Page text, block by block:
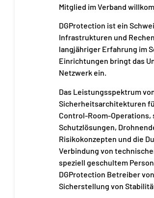
Mitglied im Verband
DGProtection ist ein
Infrastrukturen und
langjähriger Erfahrung im
Einrichtungen bringt das
Netzwerk ein.
Das Leistungsspektrum
Sicherheitsarchitekturen
Control-Room-
Schutzlösungen,
Risikokonzepten und die
Verbindung von
speziell geschultem
DGProtection Betreiber
Sicherstellung von